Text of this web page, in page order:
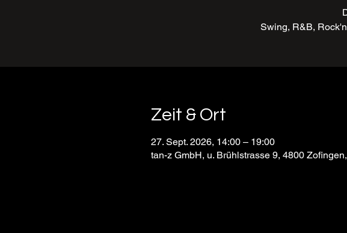
Swing, R&B,
Zeit & Ort
27. Sept. 2026, 14:00 – 19:00
tan-z GmbH, u. Brühlstrasse 9, 4800